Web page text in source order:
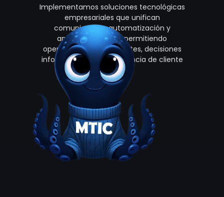
Implementamos soluciones tecnológicas
empresariales que unifican
comunicación, automatización y
analítica de datos, permitiendo
operaciones más eficientes, decisiones
informadas y una experiencia de cliente
consistente.